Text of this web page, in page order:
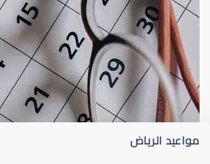
Dry Eye Questionnaire Dry Eye
مواعيد الرياض